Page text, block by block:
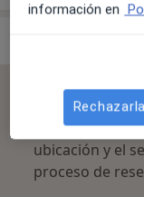
Se aceptan
La cobertura
ubicación y el
proceso de
información en